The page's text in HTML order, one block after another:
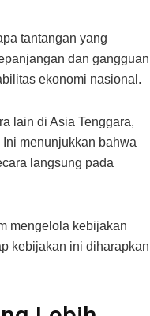
tantangan yang
dan gangguan
ekonomi nasional.
lain di Asia Tenggara,
menunjukkan bahwa
langsung pada
mengelola kebijakan
kebijakan ini diharapkan